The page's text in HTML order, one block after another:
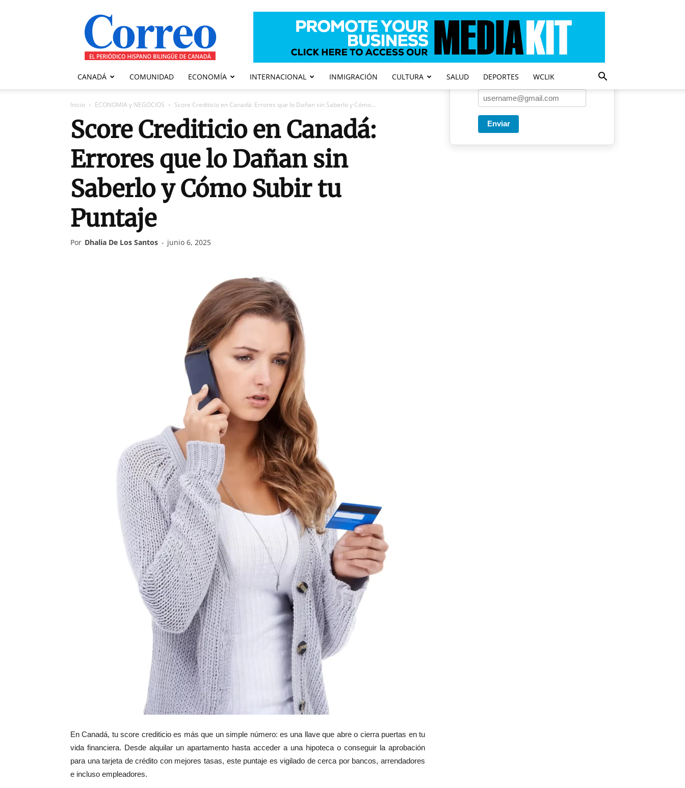
Correo
Canadiense
CANADÁ COMUNIDAD ECONOMÍA INTERNACIONAL INMIGRACIÓN CULTURA SALUD DEPORTES WCLIK
Inicio ECONOMIA y NEGOCIOS Score Crediticio en Canadá: Errores que lo Dañan sin Saberlo y Cómo...
Score Crediticio en Canadá:
Errores que lo Dañan sin
Saberlo y Cómo Subir tu
Puntaje
Por Dhalia De Los Santos - junio 6, 2025
En Canadá, tu score crediticio es más que un simple número: es una llave que abre o cierra puertas en tu
vida financiera. Desde alquilar un apartamento hasta acceder a una hipoteca o conseguir la aprobación
para una tarjeta de crédito con mejores tasas, este puntaje es vigilado de cerca por bancos, arrendadores
e incluso empleadores.
Una vez a la semana enviamos
Enviar
Entregado por SendPulse